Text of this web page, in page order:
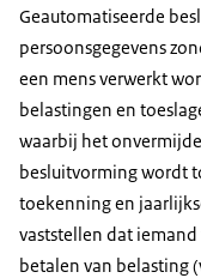
Geautomatiseerde
persoonsgegevens
een mens verwerkt
belastingen en
waarbij het
besluitvorming wordt
toekenning en
vaststellen dat
betalen van belasting